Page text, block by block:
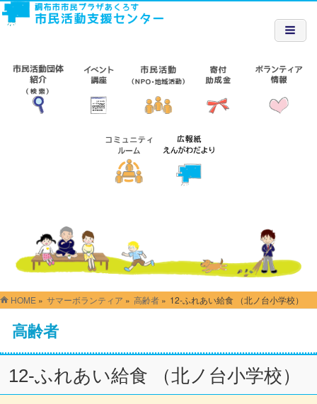
HOME » サマーボランティア » 高齢者 » 12-ふれあい給食 （北ノ台小学校）
高齢者
12-ふれあい給食 （北ノ台小学校）